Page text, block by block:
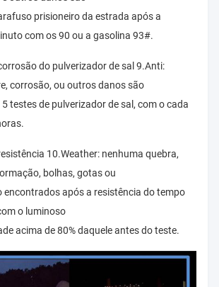
prisioneiro da estrada após a
com os 90 ou a gasolina 93#.
do pulverizador de sal 9.Anti:
corrosão, ou outros danos são
testes de pulverizador de sal, com o cada
10.Weather: nenhuma quebra,
bolhas, gotas ou
encontrados após a resistência do tempo
o luminoso
acima de 80% daquele antes do teste.